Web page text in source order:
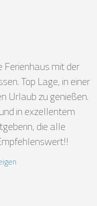
Ferienhaus mit der
Top Lage, in einer
Urlaub zu genießen.
in exzellentem
die alle